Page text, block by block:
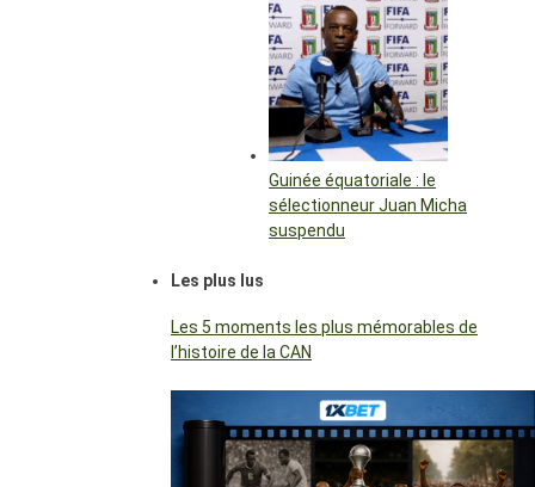
Guinée équatoriale : le
sélectionneur Juan Micha
suspendu
Les plus lus
Les 5 moments les plus mémorables de
l’histoire de la CAN